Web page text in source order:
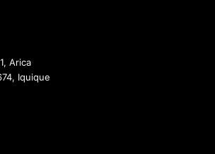
Arica
Iquique